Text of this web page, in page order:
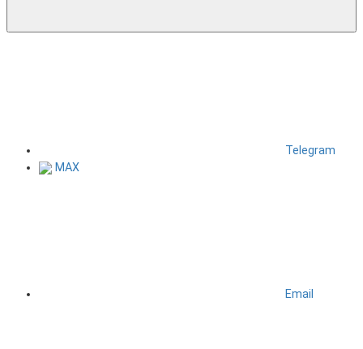
Telegram
MAX
Email